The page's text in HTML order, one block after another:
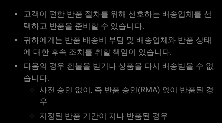
고객이 편한 반품 절차를 위해 선호하는 배송업체를 선
택하고 반품을 준비할 수 있습니다.
귀하에게는 반품 배송비 부담 및 배송업체와 반품 상태
에 대한 후속 조치를 취할 책임이 있습니다.
다음의 경우 환불을 받거나 상품을 다시 배송받을 수 없
습니다.
사전 승인 없이, 즉 반품 승인(RMA) 없이 반품된 경
우
지정된 반품 기간이 지나 반품된 경우